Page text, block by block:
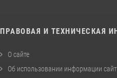
ПРАВОВАЯ И ТЕХНИЧЕСКАЯ
О сайте
Об использовании информации